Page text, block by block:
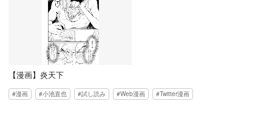
【漫画】炎天下
漫画 小池直也 試し読み Web漫画 Twitter漫画